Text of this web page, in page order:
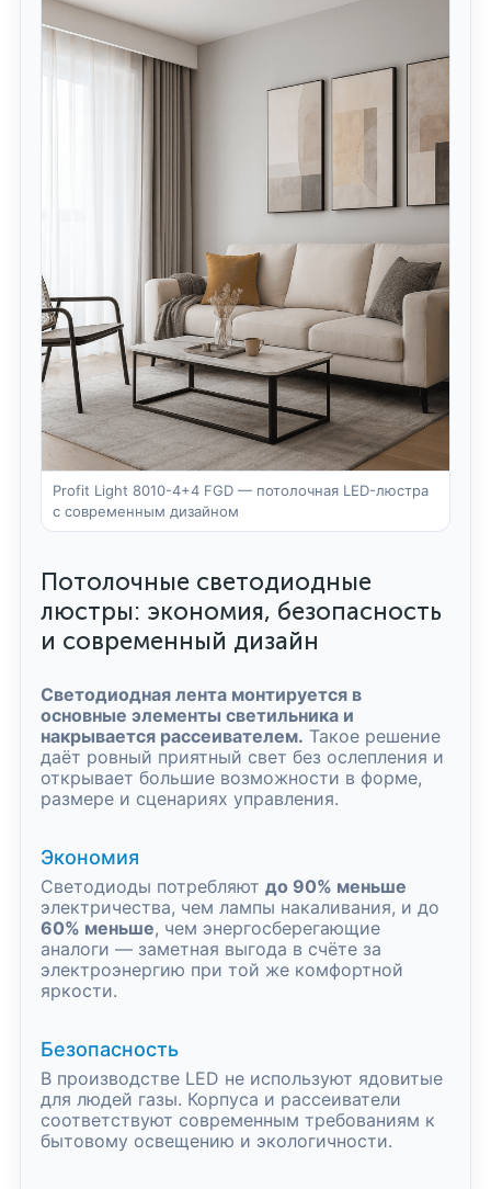
Profit Light 8010-4+4 FGD — потолочная LED-люстра
с современным дизайном
Потолочные светодиодные
люстры: экономия, безопасность
и современный дизайн
Светодиодная лента монтируется в
основные элементы светильника и
накрывается рассеивателем. Такое решение
даёт ровный приятный свет без ослепления и
открывает большие возможности в форме,
размере и сценариях управления.
Экономия
Светодиоды потребляют до 90% меньше
электричества, чем лампы накаливания, и до
60% меньше, чем энергосберегающие
аналоги — заметная выгода в счёте за
электроэнергию при той же комфортной
яркости.
Безопасность
В производстве LED не используют ядовитые
для людей газы. Корпуса и рассеиватели
соответствуют современным требованиям к
бытовому освещению и экологичности.